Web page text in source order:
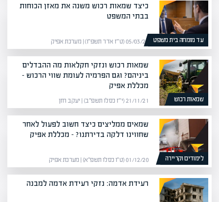
עד מומחה בית משפט
כיצד שמאות רכוש משנה את מאזן הכוחות
בבתי המשפט
05/03/26 (ט״ז אדר תשפ״ו) | מערכת אפיק
שמאות רכוש
שמאות רכוש ונזקי חקלאות מה ההבדלים
ביניהם? וגם הפרמיה לעומת שווי הרכוש –
מכללת אפיק
21/11/21 (י״ז כסלו תשפ״ב) | יעקב חזן
לימודים וקריירה
שמאים ממליצים כיצד חשוב לפעול לאחר
שחווינו דלקה בדירתנו? – מכללת אפיק
01/12/20 (ט״ו כסלו תשפ״א) | מערכת אפיק
רעידת אדמה: נזקי רעידת אדמה למבנה